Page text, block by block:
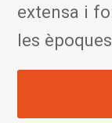
extensa i
les